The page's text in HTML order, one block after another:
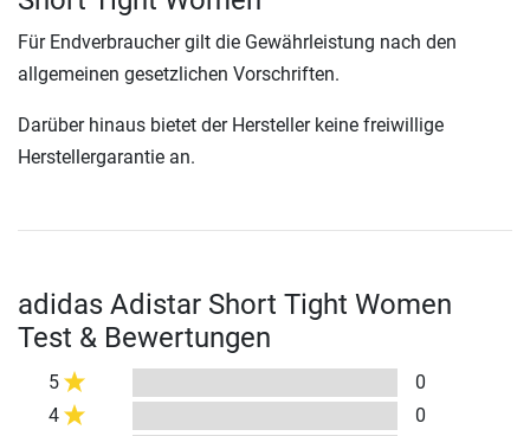
Für Endverbraucher gilt die Gewährleistung nach den
allgemeinen gesetzlichen Vorschriften.
Darüber hinaus bietet der Hersteller keine freiwillige
Herstellergarantie an.
adidas Adistar Short Tight Women
Test & Bewertungen
5
0
4
0